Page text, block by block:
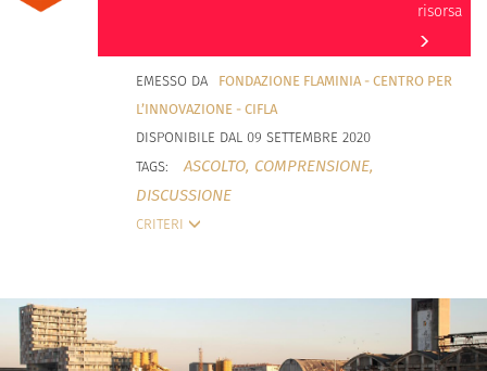
risorsa
EMESSO DA
FONDAZIONE FLAMINIA - CENTRO PER
L’INNOVAZIONE - CIFLA
DISPONIBILE DAL 09 SETTEMBRE 2020
TAGS:
ASCOLTO, COMPRENSIONE,
DISCUSSIONE
CRITERI